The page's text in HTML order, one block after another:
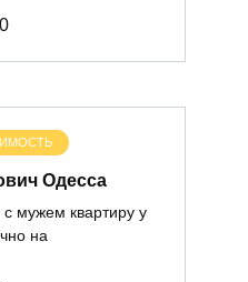
0
Одесса
мужем квартиру у
на